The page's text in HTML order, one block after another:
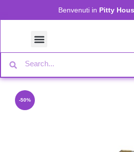
Benvenuti in Pitty
-50%